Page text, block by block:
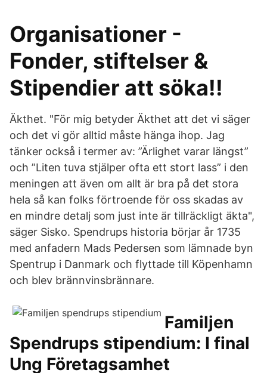
Organisationer -
Fonder, stiftelser &
Stipendier att söka!!
Äkthet. "För mig betyder Äkthet att det vi säger
och det vi gör alltid måste hänga ihop. Jag
tänker också i termer av: ”Ärlighet varar längst”
och ”Liten tuva stjälper ofta ett stort lass” i den
meningen att även om allt är bra på det stora
hela så kan folks förtroende för oss skadas av
en mindre detalj som just inte är tillräckligt äkta",
säger Sisko. Spendrups historia börjar år 1735
med anfadern Mads Pedersen som lämnade byn
Spentrup i Danmark och flyttade till Köpenhamn
och blev brännvinsbrännare.
Familjen
Spendrups stipendium: I final
Ung Företagsamhet